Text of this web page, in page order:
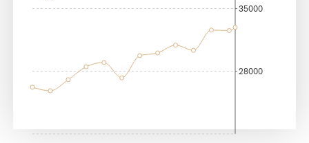
28000
35000